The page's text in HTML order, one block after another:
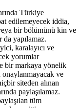
Türkiye
edilemeyecek iddia,
bir bölümünü kin ve
yapılamaz.
karalayıcı ve
yorumlar
bir markaya yönelik
ve
siteden alınan
paylaşılamaz.
tüm